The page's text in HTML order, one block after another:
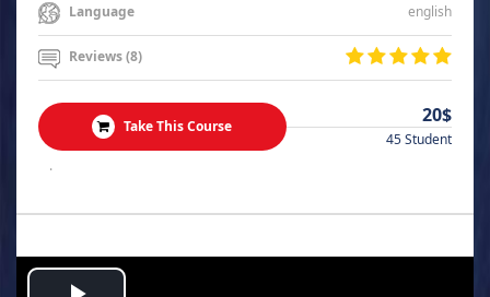
Language english
Reviews (8)
Take This Course 20$
45 Student
.